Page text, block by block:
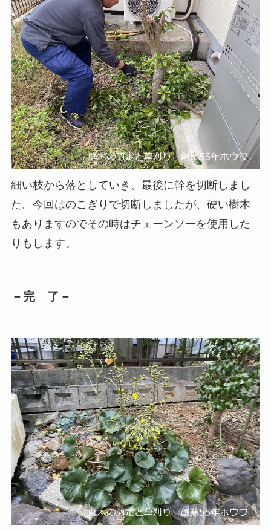
細い枝から落としていき、最後に幹を切断しまし
た。今回はのこぎりで切断しましたが、硬い樹木
もありますのでその時はチェーンソーを使用した
りもします。
－完 了－